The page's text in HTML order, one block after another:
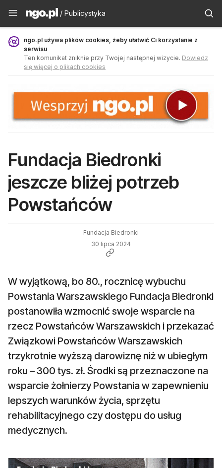
Publicystyka - ngo.pl
/ Publicystyka
ngo.pl używa plików cookies, żeby ułatwić Ci korzystanie z
serwisu
Ten komunikat zniknie przy Twojej następnej wizycie. Dowiedz
się więcej o plikach cookies
Fundacja Biedronki
jeszcze bliżej potrzeb
Powstańców
Fundacja Biedronki
30 lipca 2024
W wyjątkową, bo 80., rocznicę wybuchu
Powstania Warszawskiego Fundacja Biedronki
postanowiła wzmocnić swoje wsparcie na
rzecz Powstańców Warszawskich i przekazać
Związkowi Powstańców Warszawskich
trzykrotnie wyższą darowiznę niż w ubiegłym
roku – 300 tys. zł. Środki są przeznaczone na
wsparcie żołnierzy Powstania w zapewnieniu
lepszych warunków życia, sprzętu
rehabilitacyjnego czy dostępu do usług
medycznych.